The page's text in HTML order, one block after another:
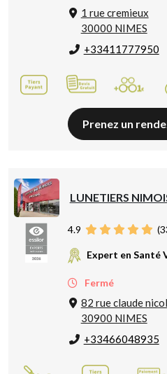
1 rue cremieux
30000 NIMES
+33411777950
Prenez un
LUNETIERS
4.9 (
Expert en Santé
Fermé
82 rue claude
30900 NIMES
+33466048935